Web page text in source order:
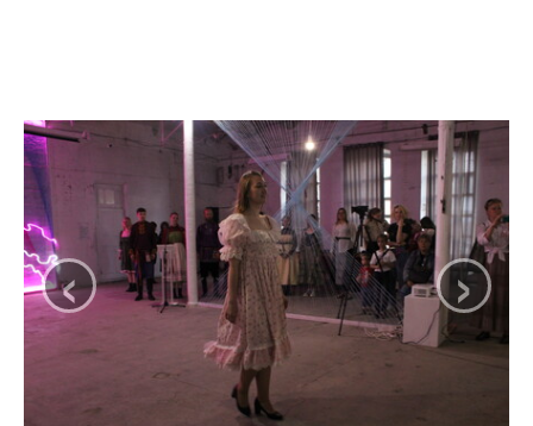
‹ ›